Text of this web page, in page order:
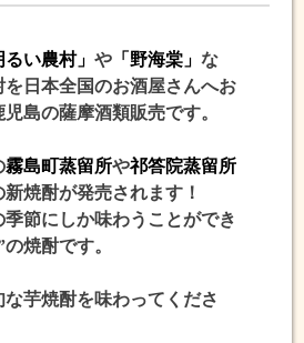
るい農村」や 「野海棠」な
を日本全国のお酒屋さんへお
島の薩摩酒類販売です。
霧島町蒸留所や祁答院蒸留所
焼酎が発売されます！
季節にしか味わうことができ
焼酎です。
芋焼酎を味わってくださ